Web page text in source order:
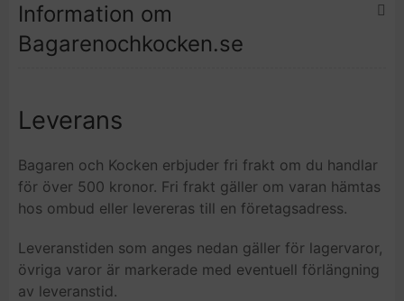
Information om
Bagarenochkocken.se
Leverans
Bagaren och Kocken erbjuder fri frakt om du handlar
för över 500 kronor. Fri frakt gäller om varan hämtas
hos ombud eller levereras till en företagsadress.
Leveranstiden som anges nedan gäller för lagervaror,
övriga varor är markerade med eventuell förlängning
av leveranstid.